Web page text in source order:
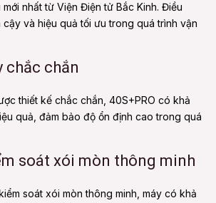
mới nhất từ Viện Điện tử Bắc Kinh. Điều
và hiệu quả tối ưu trong quá trình vận
chắc chắn
thiết kế chắc chắn, 40S+PRO có khả
quả, đảm bảo độ ổn định cao trong quá
soát xói mòn thông minh
soát xói mòn thông minh, máy có khả